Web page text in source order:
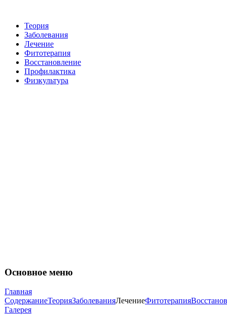
Теория
Заболевания
Лечение
Фитотерапия
Восстановление
Пpoфилактикa
Физкультура
Основное меню
Главная
СодержаниеТеорияЗаболеванияЛечениеФитотерапия
Галерея